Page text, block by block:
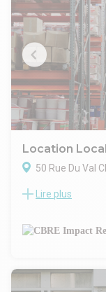
Location
50 Rue Du Val
Bâtiment d'activité
climatisés ;
- Environ 500 m²
Lire plus